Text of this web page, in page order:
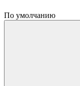
По умолчанию